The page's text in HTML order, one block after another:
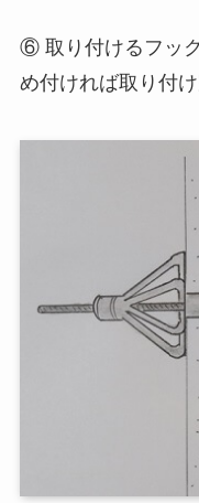
⑥ 取り付けるフッ
め付ければ取り付け